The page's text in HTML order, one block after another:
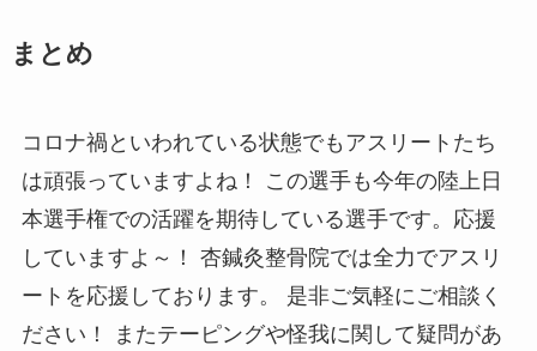
まとめ
コロナ禍といわれている状態でもアスリートたち
は頑張っていますよね！ この選手も今年の陸上日
本選手権での活躍を期待している選手です。応援
していますよ～！ 杏鍼灸整骨院では全力でアスリ
ートを応援しております。 是非ご気軽にご相談く
ださい！ またテーピングや怪我に関して疑問があ